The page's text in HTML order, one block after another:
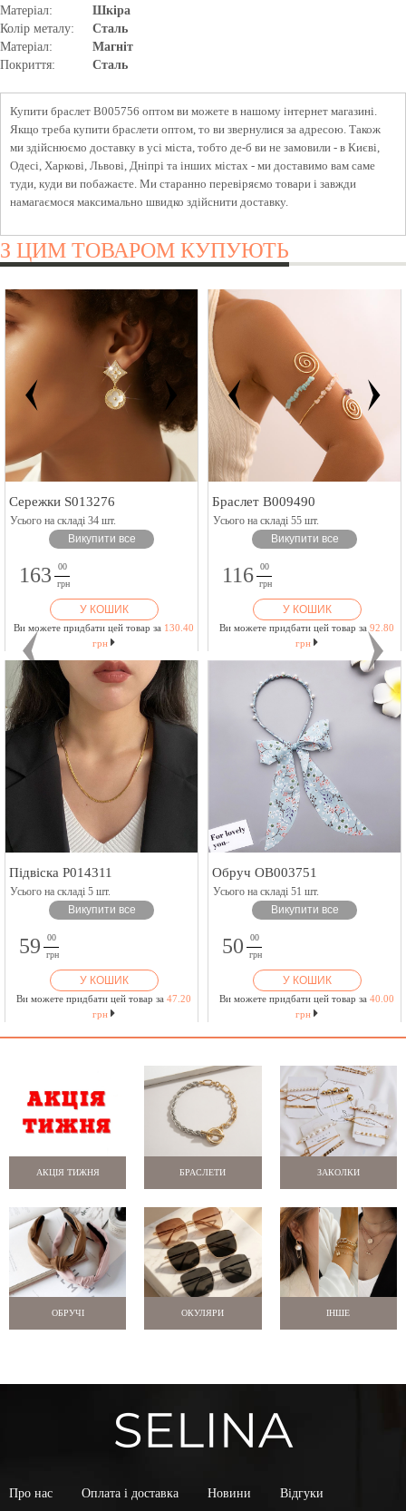
Матеріал:
Шкіра
Колір металу:
Сталь
Матеріал:
Магніт
Покриття:
Сталь
Купити браслет B005756 оптом ви можете в нашому інтернет магазині.
Якщо треба купити браслети оптом, то ви звернулися за адресою. Також
ми здійснюємо доставку в усі міста, тобто де-б ви не замовили - в Києві,
Одесі, Харкові, Львові, Дніпрі та інших містах - ми доставимо вам саме
туди, куди ви побажаєте. Ми старанно перевіряємо товари і завжди
намагаємося максимально швидко здійснити доставку.
З ЦИМ ТОВАРОМ КУПУЮТЬ
Сережки S013276
Усього на складі 34 шт.
Викупити все
163
00
грн
У КОШИК
Ви можете придбати цей товар за 130.40
грн
Браслет B009490
Усього на складі 55 шт.
Викупити все
116
00
грн
У КОШИК
Ви можете придбати цей товар за 92.80
грн
Підвіска P014311
Усього на складі 5 шт.
Викупити все
59
00
грн
У КОШИК
Ви можете придбати цей товар за 47.20
грн
Обруч OB003751
Усього на складі 51 шт.
Викупити все
50
00
грн
У КОШИК
Ви можете придбати цей товар за 40.00
грн
АКЦІЯ ТИЖНЯ БРАСЛЕТИ ЗАКОЛКИ
ОБРУЧІ ОКУЛЯРИ ІНШЕ
Про нас Оплата і доставка Новини Відгуки